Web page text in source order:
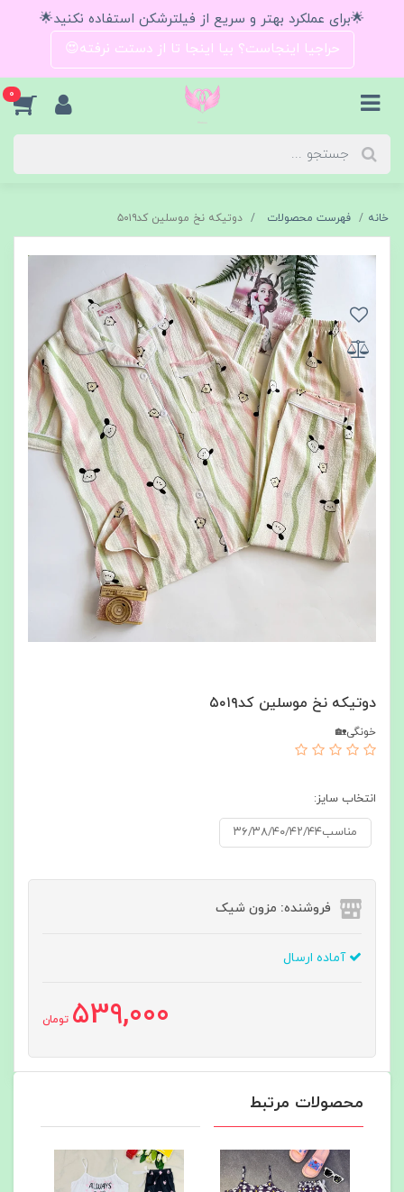
🌟برای عملکرد بهتر و سریع از فیلترشکن استفاده نکنید🌟
حراجیا اینجاست؟ بیا اینجا تا از دستت نرفته😍
0
خانه فهرست محصولات دوتیکه نخ موسلین کد۵۰۱۹
دوتیکه نخ موسلین کد۵۰۱۹
خونگی🏡
انتخاب سایز:
مناسب۳۶/۳۸/۴۰/۴۲/۴۴
فروشنده: مزون شیک
آماده ارسال
539,000 تومان
محصولات مرتبط